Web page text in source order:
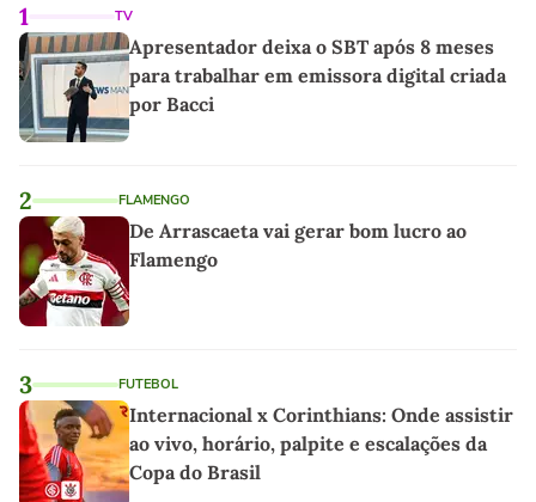
1 TV
Apresentador deixa o SBT após 8 meses
para trabalhar em emissora digital criada
por Bacci
2 FLAMENGO
De Arrascaeta vai gerar bom lucro ao
Flamengo
3 FUTEBOL
Internacional x Corinthians: Onde assistir
ao vivo, horário, palpite e escalações da
Copa do Brasil